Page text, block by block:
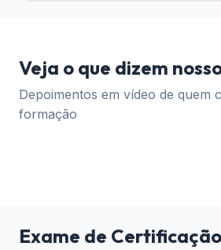
Veja o que dizem
Depoimentos em vídeo de quem
formação
Exame de